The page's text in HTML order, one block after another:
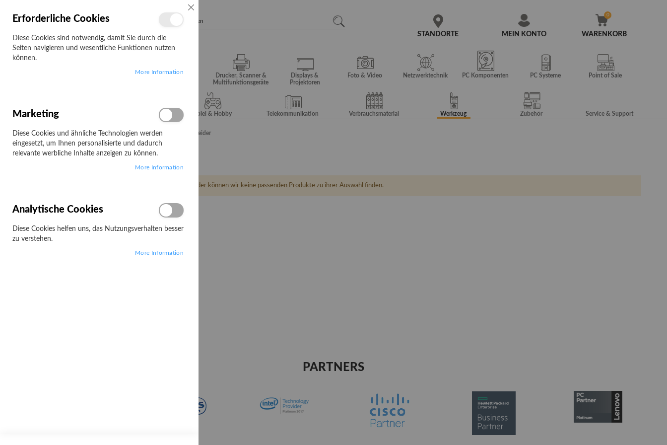
MEIN KONTO
STANDORTE WARENKORB
Campus
Drucker, Scanner &
Multifunktionsgeräte
Displays &
Projektoren
Foto & Video Netzwerktechnik PC Komponenten PC Systeme Point of Sale
Server & Storage Spiel & Hobby Telekommunikation Verbrauchsmaterial Werkzeug Zubehör Service & Support
Startseite Werkzeug Handwerkzeuge Blechschneider
Blechschneider
Leider können wir keine passenden Produkte zu ihrer Auswahl finden.
PARTNERS
Erforderliche Cookies
Diese Cookies sind notwendig, damit Sie durch die
Seiten navigieren und wesentliche Funktionen nutzen
können.
More Information
Marketing
Diese Cookies und ähnliche Technologien werden
eingesetzt, um Ihnen personalisierte und dadurch
relevante werbliche Inhalte anzeigen zu können.
More Information
Analytische Cookies
Diese Cookies helfen uns, das Nutzungsverhalten besser
zu verstehen.
More Information